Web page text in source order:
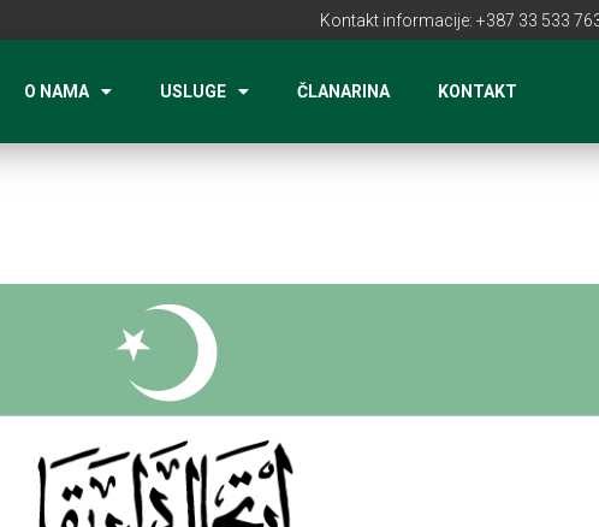
Kontakt informacije: +387 33 533
O NAMA USLUGE ČLANARINA KONTAKT